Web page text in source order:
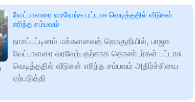
வேட்பாளரை வரவேற்க பட்டாசு வெடித்ததில் வீடுகள்
எரிந்த சம்பவம்
நாகப்பட்டினம் மக்களவைத் தொகுதியில், பாஜக
வேட்பாளரை வரவேற்பதற்காக தொண்டர்கள் பட்டாசு
வெடித்ததில் வீடுகள் எரிந்த சம்பவம் அதிர்ச்சியை
ஏற்படுத்தி